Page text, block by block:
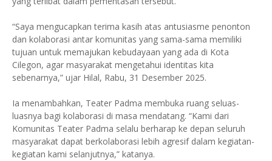
“Saya mengucapkan terima kasih atas antusiasme penonton
dan kolaborasi antar komunitas yang sama-sama memiliki
tujuan untuk memajukan kebudayaan yang ada di Kota
Cilegon, agar masyarakat mengetahui identitas kita
sebenarnya,” ujar Hilal, Rabu, 31 Desember 2025.
Ia menambahkan, Teater Padma membuka ruang seluas-
luasnya bagi kolaborasi di masa mendatang. “Kami dari
Komunitas Teater Padma selalu berharap ke depan seluruh
masyarakat dapat berkolaborasi lebih agresif dalam kegiatan-
kegiatan kami selanjutnya,” katanya.